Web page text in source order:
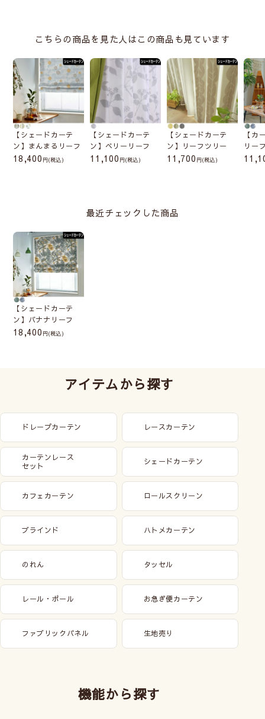
こちらの商品を見た人はこの商品も見ています
【シェードカーテ
ン】まんまるリーフ
18,400 (税込)
【シェードカーテ
ン】ベリーリーフ
11,100 (税込)
【シェードカーテ
ン】リーフツリー
11,700 (税込)
【カ
リー
最近チェックした商品
【シェードカーテ
ン】バナナリーフ
18,400 (税込)
アイテムから探す
ドレープカーテン レースカーテン
カーテンレース
セット
シェードカーテン
カフェカーテン ロールスクリーン
ブラインド ハトメカーテン
のれん タッセル
レール・ポール お急ぎ便カーテン
ファブリックパネル 生地売り
機能から探す